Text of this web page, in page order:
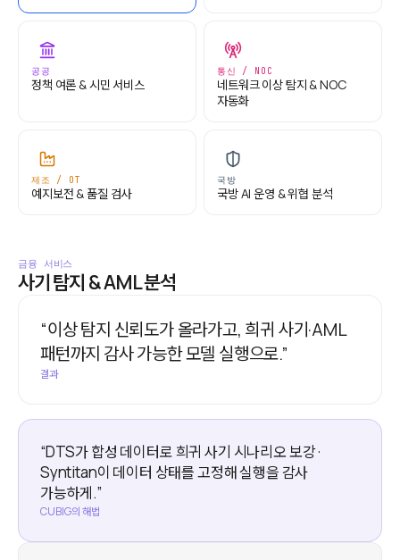
공공
정책 여론 & 시민 서비스
통신 / NOC
네트워크 이상 탐지 & NOC
자동화
제조 / OT
예지보전 & 품질 검사
국방
국방 AI 운영 & 위협 분석
금융 서비스
사기 탐지 & AML 분석
“이상 탐지 신뢰도가 올라가고, 희귀 사기·AML
패턴까지 감사 가능한 모델 실행으로.”
결과
“DTS가 합성 데이터로 희귀 사기 시나리오 보강 ·
Syntitan이 데이터 상태를 고정해 실행을 감사
가능하게.”
CUBIG의 해법